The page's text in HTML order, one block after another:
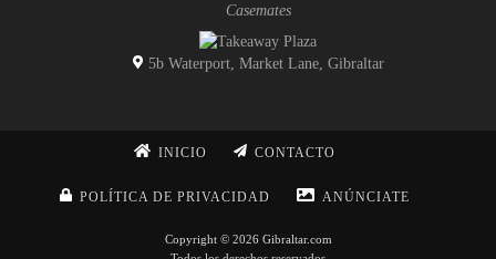
Casemates
5b Waterport, Market Lane, Gibraltar
INICIO CONTACTO
POLÍTICA DE PRIVACIDAD ANÚNCIATE
Copyright © 2026 Gibraltar.com